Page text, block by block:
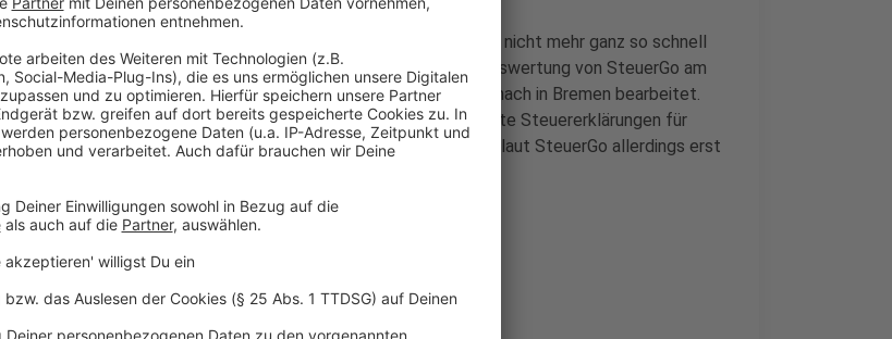
Die Finanzämter in Nordrhein-Westfalen sind allerdings im Schnitt nicht mehr ganz so schnell
wie in den Vorjahren. Die Ämter in Hamburg arbeiteten laut der Auswertung von SteuerGo am
schnellsten. Am langsamsten wurden die Steuererklärungen demnach in Bremen bearbeitet.
Mittlerweile haben die Finanzämter auch schon begonnen, die erste Steuererklärungen für
2024 zu bearbeiten. Die notwendige Software stand den Ämtern laut SteuerGo allerdings erst
Anzeige
Fristen für eure Steuererklärung
Anzeige